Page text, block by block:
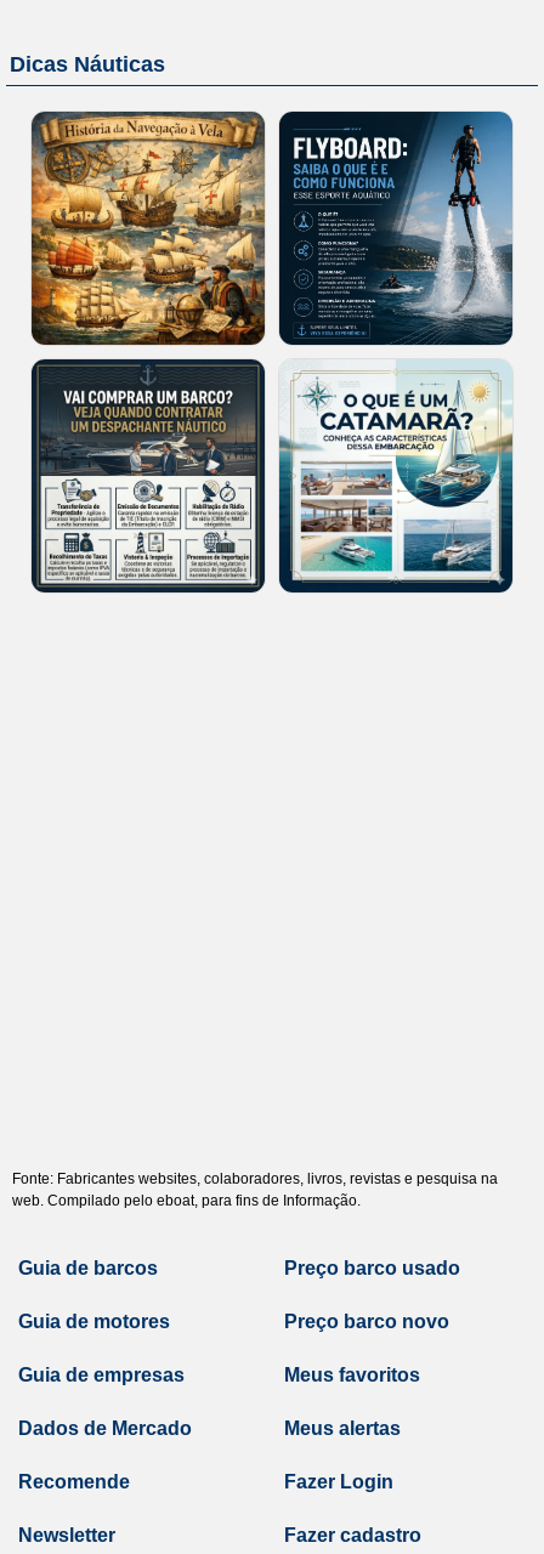
Dicas Náuticas
Fonte: Fabricantes websites, colaboradores, livros, revistas e pesquisa na
web. Compilado pelo eboat, para fins de Informação.
Guia de barcos
Guia de motores
Guia de empresas
Dados de Mercado
Preço barco usado
Preço barco novo
Meus favoritos
Meus alertas
Recomende
Newsletter
Fazer Login
Fazer cadastro